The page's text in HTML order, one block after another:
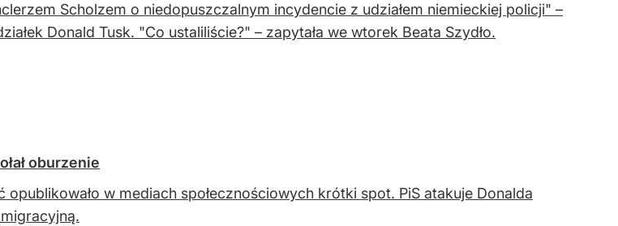
Scholzem o niedopuszczalnym incydencie z udziałem niemieckiej policji" –
Donald Tusk. "Co ustaliliście?" – zapytała we wtorek Beata Szydło.
oburzenie
opublikowało w mediach społecznościowych krótki spot. PiS atakuje Donalda